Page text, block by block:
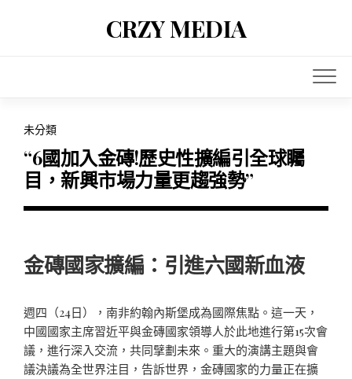
CRZY MEDIA
未分類
“6國加入金磚!歷史性擴編引全球矚
目，新興市場力量更趨強勢”
金磚國家擴編：引進六國新血液
週四（24日），南非約翰內斯堡成為國際焦點。這一天，
中國國家主席習近平與金磚國家領導人於此地進行第15次會
議，進行深入交流，共同擘劃未來。重大的演講主題與會
議決議為全世界注目，告訴世界，金磚國家的力量正在擴